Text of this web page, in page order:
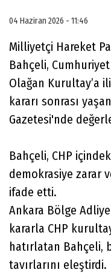
04 Haziran 2026 - 11:46
Milliyetçi Hareket
Bahçeli,
Olağan Kurultay’a
kararı sonrası
Gazetesi'nde
Bahçeli, CHP
demokrasiye zarar
ifade etti.
Ankara Bölge
kararla CHP
hatırlatan Bahçeli,
tavırlarını eleştirdi.